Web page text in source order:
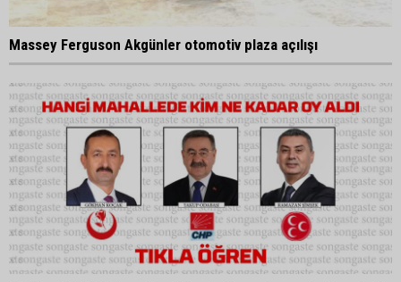
Massey Ferguson Akgünler otomotiv plaza açılışı